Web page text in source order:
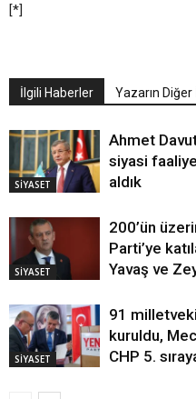
[*]
İlgili Haberler Yazarın
SİYASET
Ahmet
siyasi
aldık
SİYASET
200’ün
Parti’ye
Yavaş ve
SİYASET
91
kuruldu,
CHP 5.